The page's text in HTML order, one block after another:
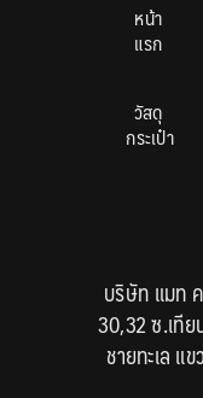
หน้า
แรก
วัสดุ
กระเป๋า
บริษัท แมท
30,32 ซ.เที
ชายทะเล แ